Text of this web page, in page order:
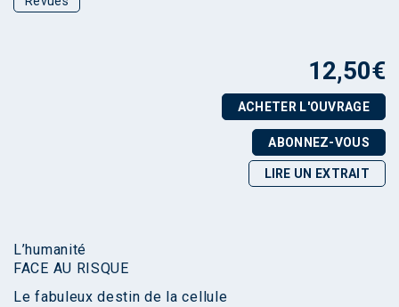
12,50€
ACHETER L'OUVRAGE
ABONNEZ-VOUS
LIRE UN EXTRAIT
L’humanité
FACE AU RISQUE
Le fabuleux destin de la cellule